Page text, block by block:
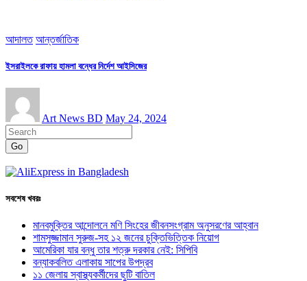
আদালত আন্তর্জাতিক
ইসরাইলকে রাফায় হামলা বন্ধের নির্দেশ আইসিজের
Art News BD May 24, 2024
Go
সবশেষ খবরঃ
মানবমুক্তির আন্দোলনে মণি সিংহের জীবনসংগ্রাম অনুসরণের আহ্বান
শামসুজ্জামান সুরুজ-সহ ১২ জনের চুক্তিভিত্তিক নিয়োগ
আমেরিকা যার বন্ধু তার শত্রু দরকার নেই: সিপিবি
বন্যাকবলিত এলাকায় সাপের উপদ্রব
১১ জেলায় স্বাস্থ্যকর্মীদের ছুটি বাতিল